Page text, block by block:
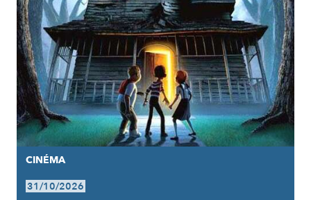
CINÉMA
31/10/2026